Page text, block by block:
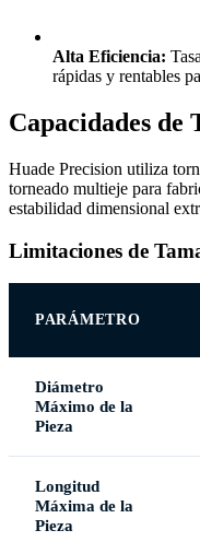
Alta Eficiencia:
rápidas y rentables
Capacidades de
Huade Precision utiliza
torneado multieje para
estabilidad dimensional
Limitaciones de
PARÁMETRO
Diámetro
Máximo de la
Pieza
Longitud
Máxima de la
Pieza